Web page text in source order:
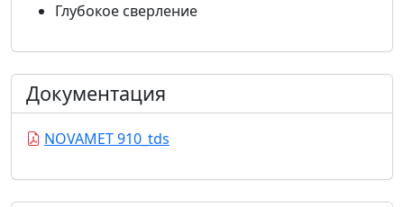
Глубокое сверление
Документация
NOVAMET 910_tds